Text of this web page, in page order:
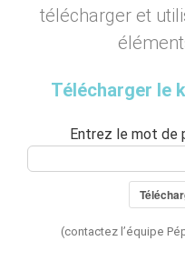
télécharger et
Télécharger le
Entrez le mot de
(contactez l’équipe